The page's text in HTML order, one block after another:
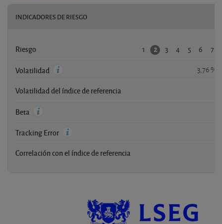
INDICADORES DE RIESGO
Riesgo 1 2 3 4 5 6 7
Volatilidad 3,76 %
Volatilidad del índice de referencia
Beta
Tracking Error
Correlación con el índice de referencia